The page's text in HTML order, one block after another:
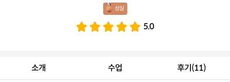
소개 수업 후기(11)
성실
5.0